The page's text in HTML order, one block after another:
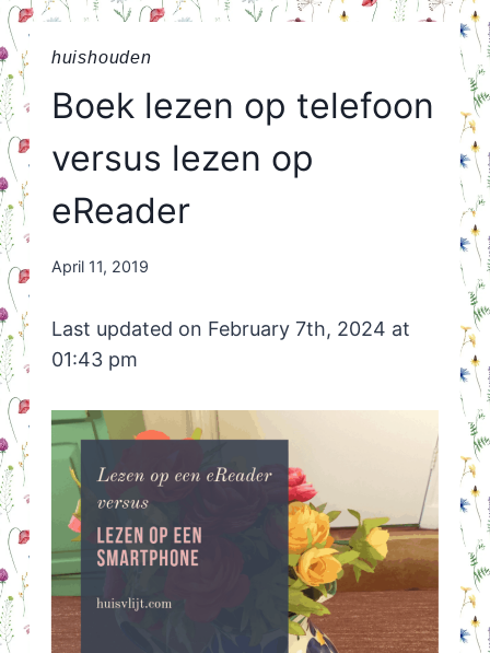
huishouden
Boek lezen op telefoon
versus lezen op
eReader
By
April 11, 2019
Last updated on February 7th, 2024 at
01:43 pm